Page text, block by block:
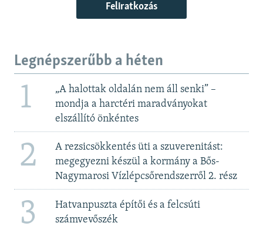
Feliratkozás
Legnépszerűbb a héten
1
„A halottak oldalán nem áll senki” –
mondja a harctéri maradványokat
elszállító önkéntes
2
A rezsicsökkentés üti a szuverenitást:
megegyezni készül a kormány a Bős-
Nagymarosi Vízlépcsőrendszerről 2. rész
3
Hatvanpuszta építői és a felcsúti
számvevőszék